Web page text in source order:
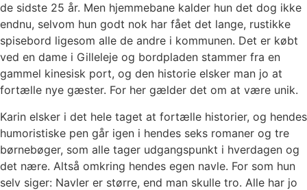
de sidste 25 år. Men hjemmebane kalder hun det dog ikke
endnu, selvom hun godt nok har fået det lange, rustikke
spisebord ligesom alle de andre i kommunen. Det er købt
ved en dame i Gilleleje og bordpladen stammer fra en
gammel kinesisk port, og den historie elsker man jo at
fortælle nye gæster. For her gælder det om at være unik.
Karin elsker i det hele taget at fortælle historier, og hendes
humoristiske pen går igen i hendes seks romaner og tre
børnebøger, som alle tager udgangspunkt i hverdagen og
det nære. Altså omkring hendes egen navle. For som hun
selv siger: Navler er større, end man skulle tro. Alle har jo